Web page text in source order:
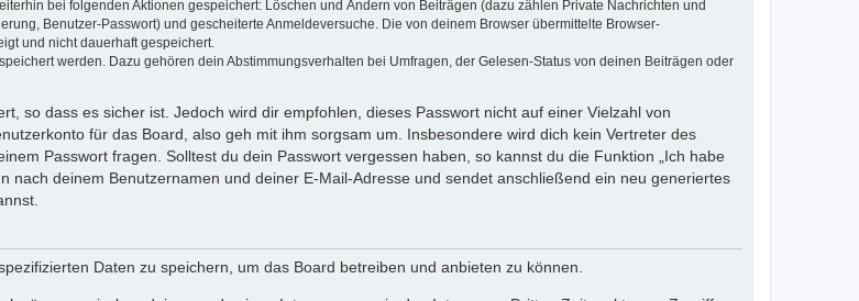
bei folgenden Aktionen gespeichert: Löschen und Ändern von Beiträgen (dazu zählen Private Nachrichten und
Benutzer-Passwort) und gescheiterte Anmeldeversuche. Die von deinem Browser übermittelte Browser-
und nicht dauerhaft gespeichert.
werden. Dazu gehören dein Abstimmungsverhalten bei Umfragen, der Gelesen-Status von deinen Beiträgen oder
so dass es sicher ist. Jedoch wird dir empfohlen, dieses Passwort nicht auf einer Vielzahl von
für das Board, also geh mit ihm sorgsam um. Insbesondere wird dich kein Vertreter des
Passwort fragen. Solltest du dein Passwort vergessen haben, so kannst du die Funktion „Ich habe
nach deinem Benutzernamen und deiner E-Mail-Adresse und sendet anschließend ein neu generiertes
Daten zu speichern, um das Board betreiben und anbieten zu können.